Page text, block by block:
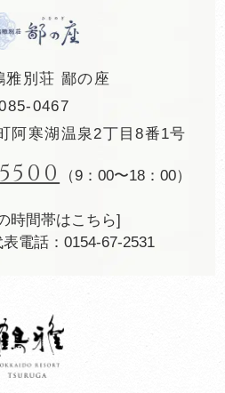
雅別荘 鄙の座
0467
阿寒湖温泉2丁目8番1号
（9：00〜18：00）
時間帯はこちら]
電話：0154-67-2531